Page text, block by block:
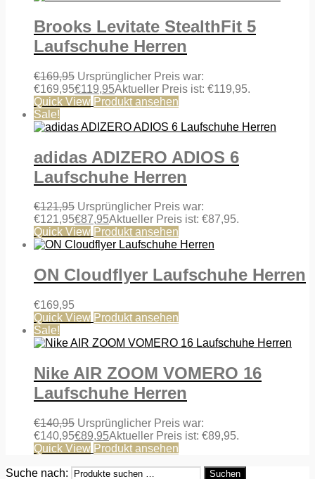
Brooks Levitate StealthFit 5
Laufschuhe Herren
€169,95 Ursprünglicher Preis war:
€169,95€119,95Aktueller Preis ist: €119,95.
Quick View Produkt ansehen
Sale!
adidas ADIZERO ADIOS 6
Laufschuhe Herren
€121,95 Ursprünglicher Preis war:
€121,95€87,95Aktueller Preis ist: €87,95.
Quick View Produkt ansehen
ON Cloudflyer Laufschuhe Herren
€169,95
Quick View Produkt ansehen
Sale!
Nike AIR ZOOM VOMERO 16
Laufschuhe Herren
€140,95 Ursprünglicher Preis war:
€140,95€89,95Aktueller Preis ist: €89,95.
Quick View Produkt ansehen
Suche nach: Suchen